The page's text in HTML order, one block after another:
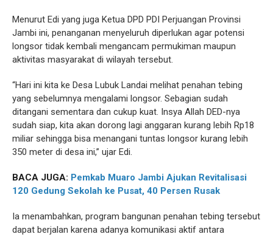
Menurut Edi yang juga Ketua DPD PDI Perjuangan Provinsi
Jambi ini, penanganan menyeluruh diperlukan agar potensi
longsor tidak kembali mengancam permukiman maupun
aktivitas masyarakat di wilayah tersebut.
“Hari ini kita ke Desa Lubuk Landai melihat penahan tebing
yang sebelumnya mengalami longsor. Sebagian sudah
ditangani sementara dan cukup kuat. Insya Allah DED-nya
sudah siap, kita akan dorong lagi anggaran kurang lebih Rp18
miliar sehingga bisa menangani tuntas longsor kurang lebih
350 meter di desa ini,” ujar Edi.
BACA JUGA: Pemkab Muaro Jambi Ajukan Revitalisasi
120 Gedung Sekolah ke Pusat, 40 Persen Rusak
Ia menambahkan, program bangunan penahan tebing tersebut
dapat berjalan karena adanya komunikasi aktif antara